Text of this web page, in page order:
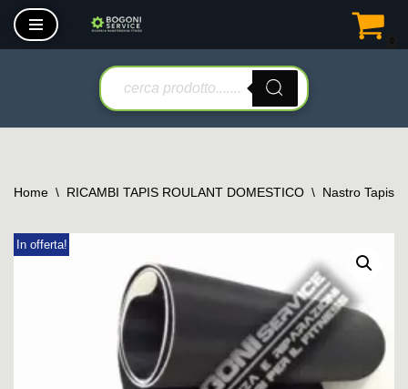
Vai
Home \ RICAMBI TAPIS ROULANT DOMESTICO \ Nastro Tapis
In offerta!